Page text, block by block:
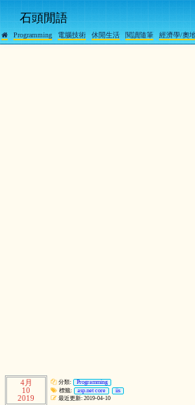
石頭閒語
 Programming 電腦技術 休閒生活 閱讀隨筆 經濟學/奧
4月
10
2019
分類:
Programming
標籤:
asp.net core
iis
最近更新: 2019-04-10